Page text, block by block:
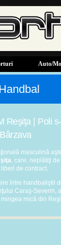
Auto/
Reşiţa | Poli
masculină
, care, neplătiţi
de contract.
între handbaliştii
Caraş-Severin,
mică din